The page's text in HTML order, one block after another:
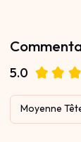
5.0
Moyenne